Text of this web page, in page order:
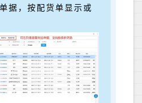
据，按配货单显示或